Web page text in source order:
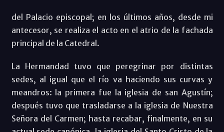
del Palacio episcopal; en los últimos años, desde mi
antecesor, se realiza el acto en el atrio de la fachada
principal de la Catedral.
La Hermandad tuvo que peregrinar por distintas
sedes, al igual que el río va haciendo sus curvas y
meandros: la primera fue la iglesia de san Agustín;
después tuvo que trasladarse a la iglesia de Nuestra
Señora del Carmen; hasta recabar, finalmente, en su